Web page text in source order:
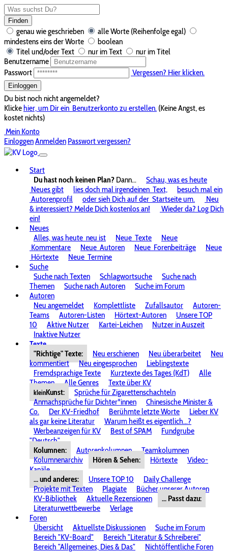
Finden
genau wie geschrieben
alle Worte (Reihenfolge egal)
mindestens eins der Worte
boolean
Titel und/oder Text
nur im Text
nur im Titel
Benutzername
Passwort
Vergessen? Hier klicken.
Einloggen
Du bist noch nicht angemeldet?
Klickehier, um Dir ein Benutzerkonto zu erstellen. (Keine Angst, es
kostet nichts)
Mein Konto
EinloggenAnmelden Passwort vergessen?
Start
Du hast noch keinen Plan? Dann...
Schau, was es heute
Neues gibt
lies doch mal irgendeinen Text,
besuch mal ein
Autorenprofil
oder sieh Dich auf der Startseite um.
Neu
& interessiert? Melde Dich kostenlos an!
Wieder da? Log Dich
ein!
Neues
Alles, was heute neu ist Neue Texte
Neue
Kommentare
Neue Autoren Neue Forenbeiträge
Neue
Hörtexte
Neue Termine
Suche
Suche nach Texten
Schlagwortsuche
Suche nach
Themen
Suche nach Autoren
Suche im Forum
Autoren
Neu angemeldet
Komplettliste Zufallsautor
Autoren-
Teams
Autoren-Listen Hörtext-Autoren
Unsere TOP
10
Aktive Nutzer Kartei-Leichen
Nutzer in Auszeit
Inaktive Nutzer
Texte
"Richtige" Texte:
Neu erschienen Neu überarbeitet
Neu
kommentiert
Neu eingesprochen
Lieblingstexte
Fremdsprachige Texte
Kurztexte des Tages (KdT)
Alle
Themen
Alle Genres Texte über KV
kleinKunst:
Sprüche für Zigarettenschachteln
Anmachsprüche für Dichter*innen
Chinesische Minister &
Co.
Der KV-Friedhof Berühmte letzte Worte
Lieber KV
als gar keine Literatur
Warum heißt es eigentlich...?
Werbeanzeigen für KV
Best of SPAM
Fundgrube
"Deutsch"
Kolumnen:
Autorenkolumnen
Teamkolumnen
Kolumnenarchiv
Hören & Sehen: Hörtexte
Video-
Kanäle
... und anderes:
Unsere TOP 10
Daily Challenge
Projekte mit Texten
Plagiate
Bücher unserer Autoren
KV-Bibliothek
Aktuelle Rezensionen
... Passt dazu:
Literaturwettbewerbe
Verlage
Foren
Übersicht
Aktuellste Diskussionen
Suche im Forum
Bereich "KV-Board"
Bereich "Literatur & Schreiberei"
Bereich "Allgemeines, Dies & Das"
Nichtöffentliche Foren